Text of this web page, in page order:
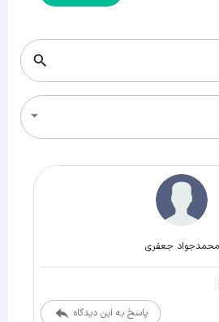
محمدجواد جعفری
پاسخ به این دیدگاه